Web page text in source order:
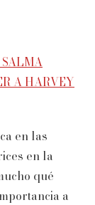
SALMA
A HARVEY
en las
en la
qué
a